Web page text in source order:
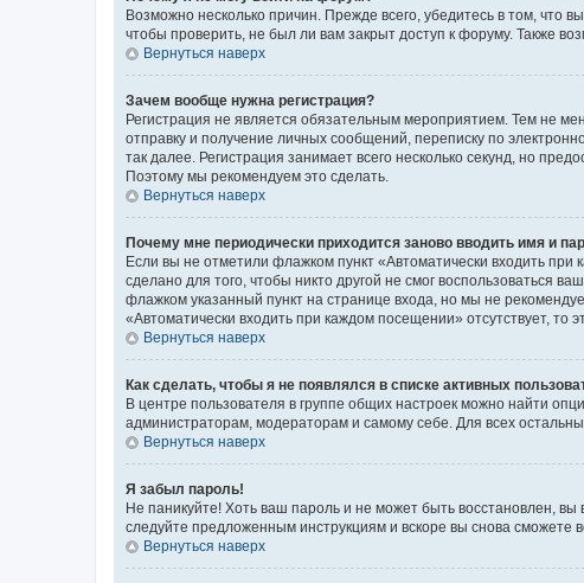
Возможно несколько причин. Прежде всего, убедитесь в том, что
чтобы проверить, не был ли вам закрыт доступ к форуму. Также
Вернуться наверх
Зачем вообще нужна регистрация?
Регистрация не является обязательным мероприятием. Тем не
отправку и получение личных сообщений, переписку по
так далее. Регистрация занимает всего несколько секунд, но
Поэтому мы рекомендуем это сделать.
Вернуться наверх
Почему мне периодически приходится заново вводить имя и
Если вы не отметили флажком пункт «Автоматически входить
сделано для того, чтобы никто другой не смог воспользоваться
флажком указанный пункт на странице входа, но мы не
«Автоматически входить при каждом посещении» отсутствует, то
Вернуться наверх
Как сделать, чтобы я не появлялся в списке активных
В центре пользователя в группе общих настроек можно найти
администраторам, модераторам и самому себе. Для всех
Вернуться наверх
Я забыл пароль!
Не паникуйте! Хоть ваш пароль и не может быть восстановлен,
следуйте предложенным инструкциям и вскоре вы снова сможете
Вернуться наверх